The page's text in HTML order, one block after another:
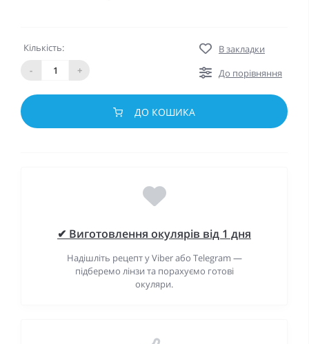
Кількість:
-
+
В закладки
До порівняння
ДО КОШИКА
✔ Виготовлення окулярів від 1 дня
Надішліть рецепт у Viber або Telegram —
підберемо лінзи та порахуємо готові
окуляри.